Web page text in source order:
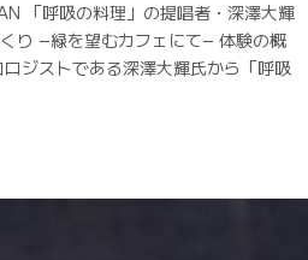
「呼吸の料理」の提唱者・深澤大輝
り −緑を望むカフェにて− 体験の概
ジストである深澤大輝氏から「呼吸